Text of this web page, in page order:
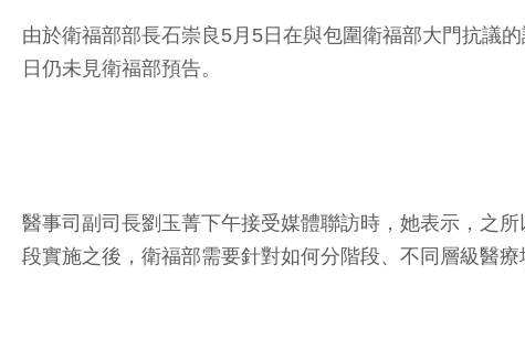
由於衛福部部長石崇良5月5日在與包圍衛福部大門抗議
日仍未見衛福部預告。
醫事司副司長劉玉菁下午接受媒體聯訪時，她表示，之
段實施之後，衛福部需要針對如何分階段、不同層級醫